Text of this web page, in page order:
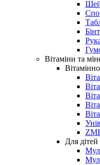
Вітаміни та
Для дітей